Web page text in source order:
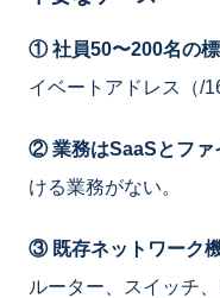
① 社員50〜200名の標
イベートアドレス（/
② 業務はSaaSとファ
ける業務がない。
③ 既存ネットワーク
ルーター、スイッチ